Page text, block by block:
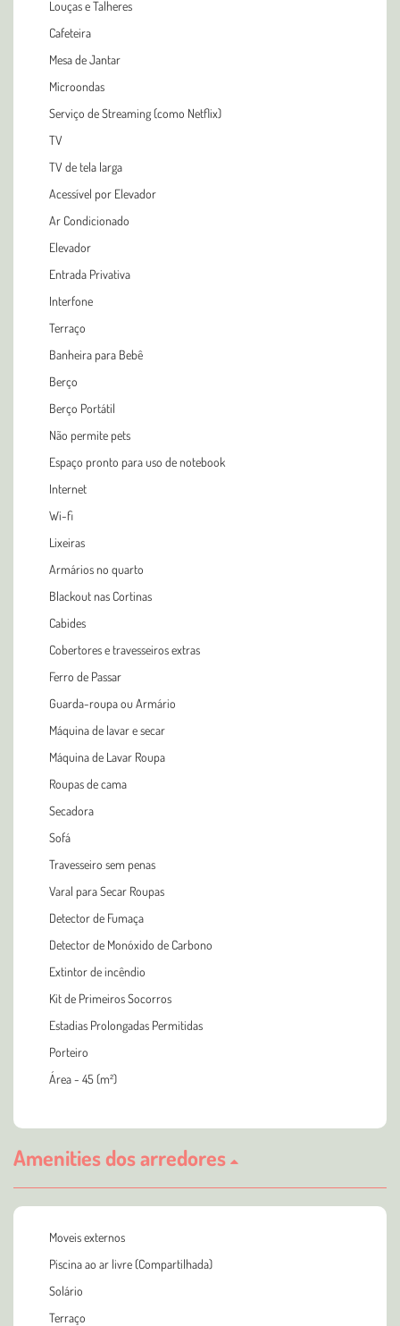
Louças e Talheres
Cafeteira
Mesa de Jantar
Microondas
Serviço de Streaming (como Netflix)
TV
TV de tela larga
Acessível por Elevador
Ar Condicionado
Elevador
Entrada Privativa
Interfone
Terraço
Banheira para Bebê
Berço
Berço Portátil
Não permite pets
Espaço pronto para uso de notebook
Internet
Wi-fi
Lixeiras
Armários no quarto
Blackout nas Cortinas
Cabides
Cobertores e travesseiros extras
Ferro de Passar
Guarda-roupa ou Armário
Máquina de lavar e secar
Máquina de Lavar Roupa
Roupas de cama
Secadora
Sofá
Travesseiro sem penas
Varal para Secar Roupas
Detector de Fumaça
Detector de Monóxido de Carbono
Extintor de incêndio
Kit de Primeiros Socorros
Estadias Prolongadas Permitidas
Porteiro
Área - 45 (m²)
Amenities dos arredores
Moveis externos
Piscina ao ar livre (Compartilhada)
Solário
Terraço